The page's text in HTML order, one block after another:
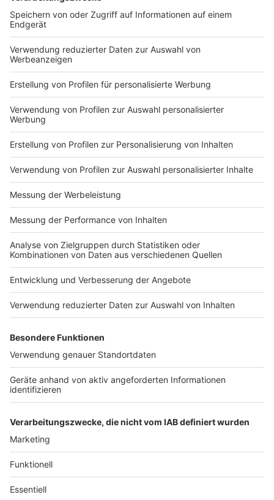
dazu.
Fehlalarme nicht ausgeschlossen
Anzeige
Da die Bluetooth-Technik nicht für das Messen von
Abständen entwickelt wurde, wird es sicherlich auch
Fehlalarme geben. Es kann zum Beispiel sein, dass sich
Infizierte hinter einer Glaswand befunden haben und
einen Alarm auslösen, obwohl durch den "Kontakt"
keine Infektionsgefahr ausging. Daher verweisen
selbst die Entwickler darauf, dass die App nur einen
begrenzten Beitrag zur Normalisierung liefern kann.
Autor: Joachim Schultheis (mit dpa)
Anzeige
Hier geht's zum Download
Anzeige
Anzeige
Anzeige